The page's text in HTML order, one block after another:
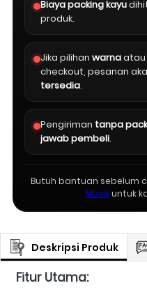
Biaya packing kayu
produk.
Jika pilihan warnaatau
checkout, pesanan
tersedia.
Pengiriman tanpa
jawab pembeli.
Butuh bantuan sebelum
Musikuntuk
Deskripsi Produk
Fitur Utama: